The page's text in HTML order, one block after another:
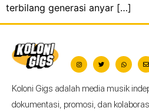
terbilang generasi anyar […]
Koloni Gigs adalah media musik
dokumentasi, promosi, dan